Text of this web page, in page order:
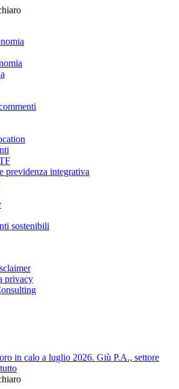
previdenza integrativa
sostenibili
privacy
in calo a luglio 2026. Giù P.A., settore